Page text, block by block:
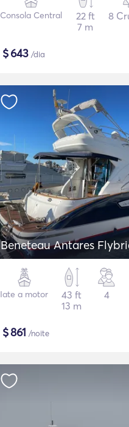
Consola Central
22 ft
7 m
8
$643 /dia
Beneteau Antares
Iate a motor
43 ft
13 m
4
$861 /noite